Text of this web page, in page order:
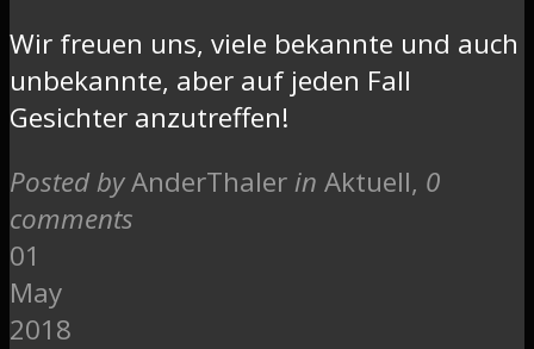
Wir freuen uns, viele bekannte und auch
unbekannte, aber auf jeden Fall
Gesichter anzutreffen!
Posted byAnderThalerin Aktuell, 0
comments
01
May
2018